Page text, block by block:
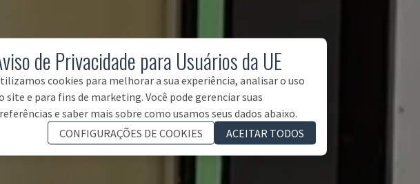
de Privacidade para Usuários da UE
cookies para melhorar a sua experiência, analisar o uso
site e para fins de marketing. Você pode gerenciar suas
e saber mais sobre como usamos seus dados abaixo.
CONFIGURAÇÕES DE COOKIES
ACEITAR TODOS